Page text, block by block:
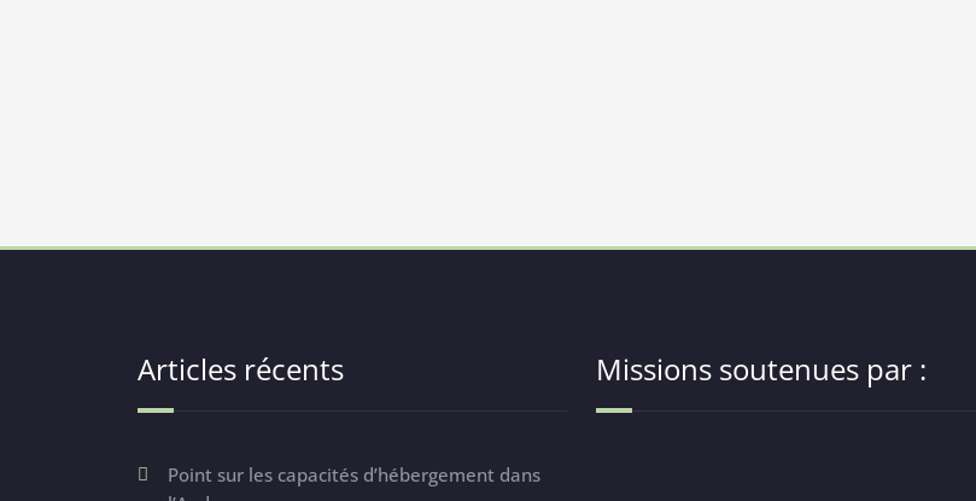
Articles récents
Point sur les capacités d’hébergement dans
Missions soutenues par :